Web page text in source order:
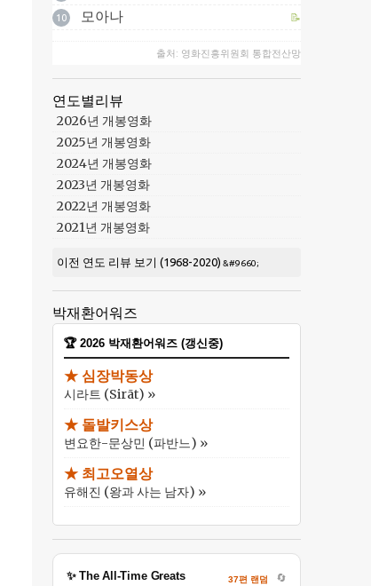
10 모아나 📝
출처: 영화진흥위원회 통합전산망
연도별리뷰
2026년 개봉영화
2025년 개봉영화
2024년 개봉영화
2023년 개봉영화
2022년 개봉영화
2021년 개봉영화
이전 연도 리뷰 보기 (1968-2020)
박재환어워즈
🏆 2026 박재환어워즈 (갱신중)
★ 심장박동상
시라트 (Sirāt) »
★ 돌발키스상
변요한-문상민 (파반느) »
★ 최고오열상
유해진 (왕과 사는 남자) »
✨ The All-Time Greats 37편 랜덤 🔄